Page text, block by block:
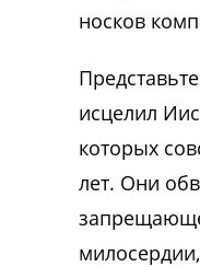
носков
исцелил
которых
лет. Они